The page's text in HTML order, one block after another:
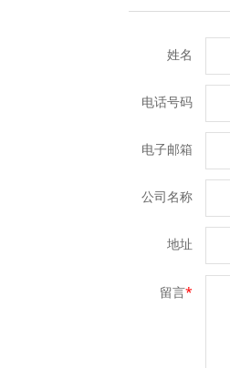
姓名
电话号码
电子邮箱
公司名称
地址
留言*